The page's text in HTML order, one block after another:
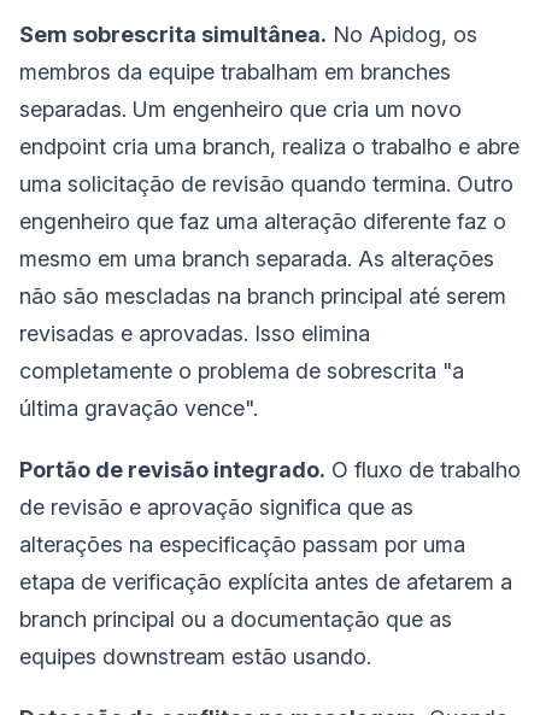
Sem sobrescrita simultânea. No Apidog, os
membros da equipe trabalham em branches
separadas. Um engenheiro que cria um novo
endpoint cria uma branch, realiza o trabalho e abre
uma solicitação de revisão quando termina. Outro
engenheiro que faz uma alteração diferente faz o
mesmo em uma branch separada. As alterações
não são mescladas na branch principal até serem
revisadas e aprovadas. Isso elimina
completamente o problema de sobrescrita "a
última gravação vence".
Portão de revisão integrado. O fluxo de trabalho
de revisão e aprovação significa que as
alterações na especificação passam por uma
etapa de verificação explícita antes de afetarem a
branch principal ou a documentação que as
equipes downstream estão usando.